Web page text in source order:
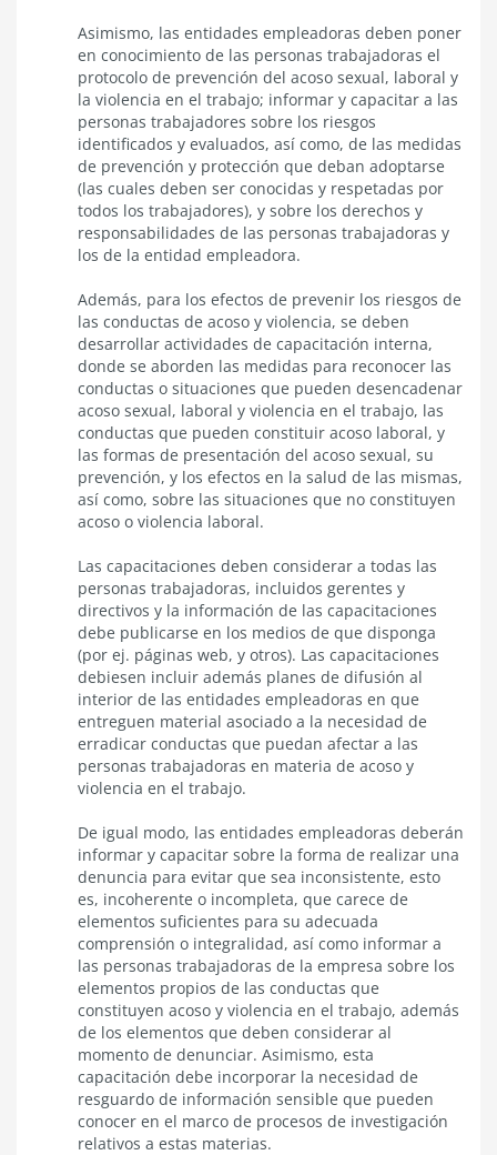
Asimismo, las entidades empleadoras deben poner
en conocimiento de las personas trabajadoras el
protocolo de prevención del acoso sexual, laboral y
la violencia en el trabajo; informar y capacitar a las
personas trabajadores sobre los riesgos
identificados y evaluados, así como, de las medidas
de prevención y protección que deban adoptarse
(las cuales deben ser conocidas y respetadas por
todos los trabajadores), y sobre los derechos y
responsabilidades de las personas trabajadoras y
los de la entidad empleadora.
Además, para los efectos de prevenir los riesgos de
las conductas de acoso y violencia, se deben
desarrollar actividades de capacitación interna,
donde se aborden las medidas para reconocer las
conductas o situaciones que pueden desencadenar
acoso sexual, laboral y violencia en el trabajo, las
conductas que pueden constituir acoso laboral, y
las formas de presentación del acoso sexual, su
prevención, y los efectos en la salud de las mismas,
así como, sobre las situaciones que no constituyen
acoso o violencia laboral.
Las capacitaciones deben considerar a todas las
personas trabajadoras, incluidos gerentes y
directivos y la información de las capacitaciones
debe publicarse en los medios de que disponga
(por ej. páginas web, y otros). Las capacitaciones
debiesen incluir además planes de difusión al
interior de las entidades empleadoras en que
entreguen material asociado a la necesidad de
erradicar conductas que puedan afectar a las
personas trabajadoras en materia de acoso y
violencia en el trabajo.
De igual modo, las entidades empleadoras deberán
informar y capacitar sobre la forma de realizar una
denuncia para evitar que sea inconsistente, esto
es, incoherente o incompleta, que carece de
elementos suficientes para su adecuada
comprensión o integralidad, así como informar a
las personas trabajadoras de la empresa sobre los
elementos propios de las conductas que
constituyen acoso y violencia en el trabajo, además
de los elementos que deben considerar al
momento de denunciar. Asimismo, esta
capacitación debe incorporar la necesidad de
resguardo de información sensible que pueden
conocer en el marco de procesos de investigación
relativos a estas materias.